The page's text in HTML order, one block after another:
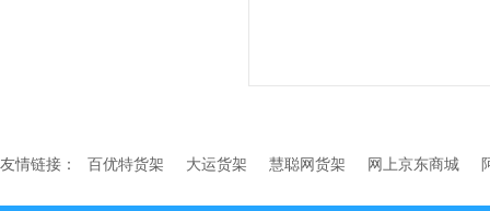
友情链接： 百优特货架 大运货架 慧聪网货架 网上京东商城